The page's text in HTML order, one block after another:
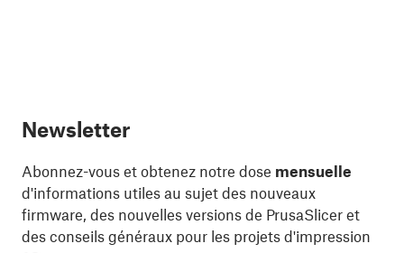
Newsletter
Abonnez-vous et obtenez notre dose mensuelle
d'informations utiles au sujet des nouveaux
firmware, des nouvelles versions de PrusaSlicer et
des conseils généraux pour les projets d'impression